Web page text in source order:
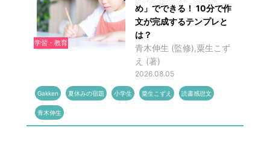
学習・教育
め」でできる！ 10分で作
文が完成するテンプレと
は？
青木伸生 (監修),粟生こず
え (著)
2026.08.05
Gakken 夏休みの宿題 小学生 粟生こずえ 読書感想文
青木伸生